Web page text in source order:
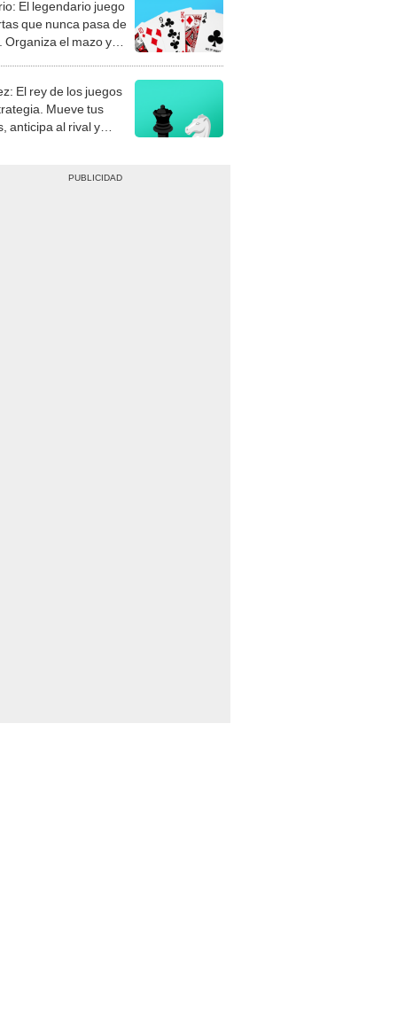
El legendario juego
que nunca pasa de
Organiza el mazo y
El rey de los juegos
Mueve tus
anticipa al rival y